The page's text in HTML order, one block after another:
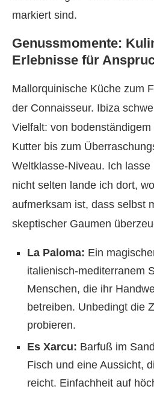
markiert sind.
Genussmomente:
Erlebnisse für
Mallorquinische Küche zum
der Connaisseur. Ibiza
Vielfalt: von
Kutter bis zum
Weltklasse-Niveau. Ich
nicht selten lande ich dort,
aufmerksam ist, dass selbst
skeptischer Gaumen
La Paloma: Ein
italienisch-mediterranem
Menschen, die ihr
betreiben. Unbedingt die
probieren.
Es Xarcu: Barfuß im
Fisch und eine Aussicht,
reicht. Einfachheit auf